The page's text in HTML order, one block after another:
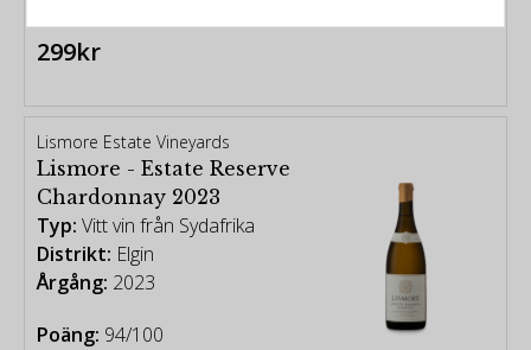
299kr
Lismore Estate Vineyards
Lismore - Estate Reserve
Chardonnay 2023
Typ: Vitt vin från Sydafrika
Distrikt: Elgin
Årgång: 2023
Poäng: 94/100